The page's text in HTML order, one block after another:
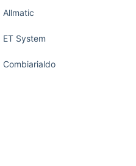
Allmatic
ET System
Combiarialdo